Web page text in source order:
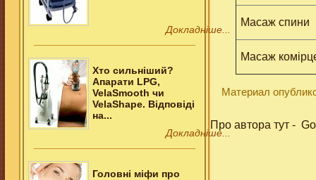
Докладніше...
Хто сильніший?
Апарати LPG,
VelaSmooth чи
VelaShape. Відповіді
на...
Докладніше...
Головні міфи про
Масаж спини
Масаж
Материал
Про автора тут -